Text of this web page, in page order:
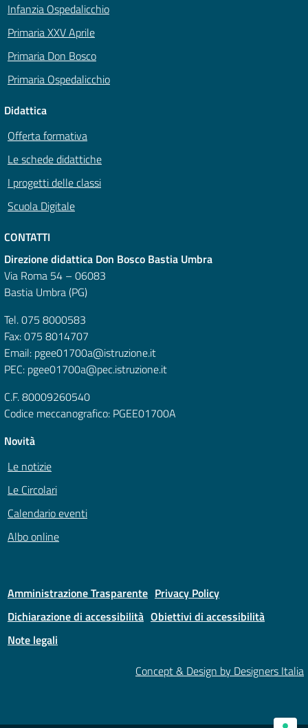
Infanzia Ospedalicchio
Primaria XXV Aprile
Primaria Don Bosco
Primaria Ospedalicchio
Didattica
Offerta formativa
Le schede didattiche
I progetti delle classi
Scuola Digitale
CONTATTI
Direzione didattica Don Bosco Bastia Umbra
Via Roma 54 – 06083
Bastia Umbra (PG)
Tel. 075 8000583
Fax: 075 8014707
Email: pgee01700a@istruzione.it
PEC: pgee01700a@pec.istruzione.it
C.F. 80009260540
Codice meccanografico: PGEE01700A
Novità
Le notizie
Le Circolari
Calendario eventi
Albo online
Amministrazione Trasparente Privacy Policy
Dichiarazione di accessibilità Obiettivi di accessibilità
Note legali
Concept & Design by Designers Italia